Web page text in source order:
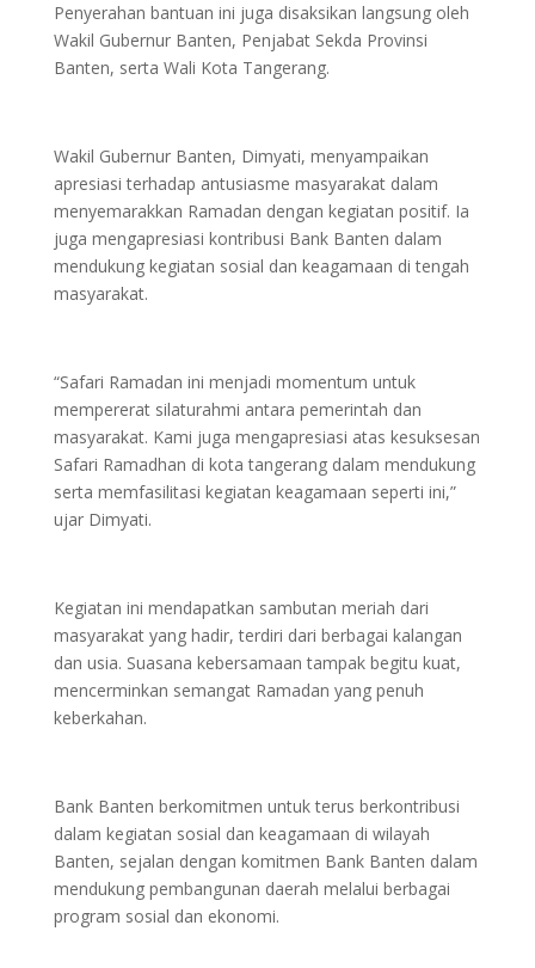
Penyerahan bantuan ini juga disaksikan langsung oleh
Wakil Gubernur Banten, Penjabat Sekda Provinsi
Banten, serta Wali Kota Tangerang.
Wakil Gubernur Banten, Dimyati, menyampaikan
apresiasi terhadap antusiasme masyarakat dalam
menyemarakkan Ramadan dengan kegiatan positif. Ia
juga mengapresiasi kontribusi Bank Banten dalam
mendukung kegiatan sosial dan keagamaan di tengah
masyarakat.
“Safari Ramadan ini menjadi momentum untuk
mempererat silaturahmi antara pemerintah dan
masyarakat. Kami juga mengapresiasi atas kesuksesan
Safari Ramadhan di kota tangerang dalam mendukung
serta memfasilitasi kegiatan keagamaan seperti ini,”
ujar Dimyati.
Kegiatan ini mendapatkan sambutan meriah dari
masyarakat yang hadir, terdiri dari berbagai kalangan
dan usia. Suasana kebersamaan tampak begitu kuat,
mencerminkan semangat Ramadan yang penuh
keberkahan.
Bank Banten berkomitmen untuk terus berkontribusi
dalam kegiatan sosial dan keagamaan di wilayah
Banten, sejalan dengan komitmen Bank Banten dalam
mendukung pembangunan daerah melalui berbagai
program sosial dan ekonomi.